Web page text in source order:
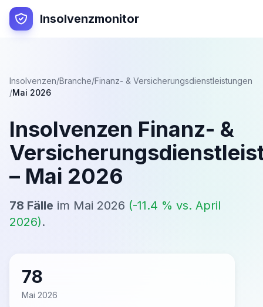
Insolvenzmonitor
Insolvenzen/Branche/Finanz- & Versicherungsdienstleistungen
/Mai 2026
Insolvenzen Finanz- &
– Mai 2026
78 Fälle im Mai 2026 (-11.4 % vs. April
2026).
78
Mai 2026